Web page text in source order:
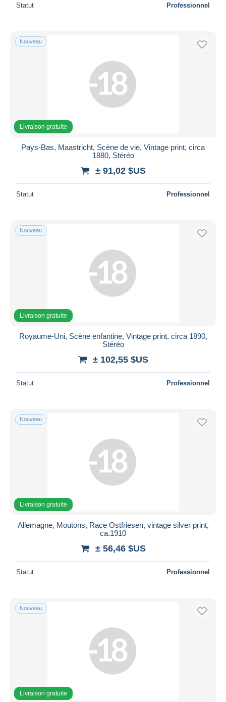
Statut Professionnel
Nouveau
Livraison gratuite
Pays-Bas, Maastricht, Scène de vie, Vintage print, circa
1880, Stéréo
± 91,02 $US
Statut Professionnel
Nouveau
Livraison gratuite
Royaume-Uni, Scène enfantine, Vintage print, circa 1890,
Stéréo
± 102,55 $US
Statut Professionnel
Nouveau
Livraison gratuite
Allemagne, Moutons, Race Ostfriesen, vintage silver print,
ca.1910
± 56,46 $US
Statut Professionnel
Nouveau
Livraison gratuite